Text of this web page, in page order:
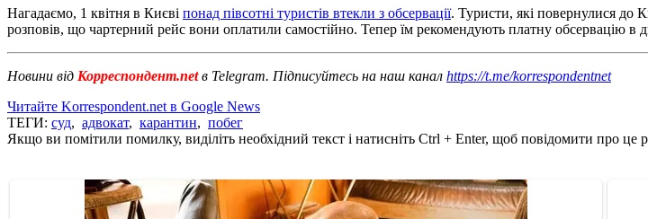
Нагадаємо, 1 квітня в Києві понад півсотні туристів втекли з обсервації. Туристи, які повернулися до
розповів, що чартерний рейс вони оплатили самостійно. Тепер їм рекомендують платну обсервацію в
Новини від Корреспондент.netв Telegram. Підписуйтесь на наш канал https://t.me/korrespondentnet
Читайте Korrespondent.net в Google News
ТЕГИ: суд, адвокат, карантин, побег
Якщо ви помітили помилку, виділіть необхідний текст і натисніть Ctrl + Enter, щоб повідомити про це